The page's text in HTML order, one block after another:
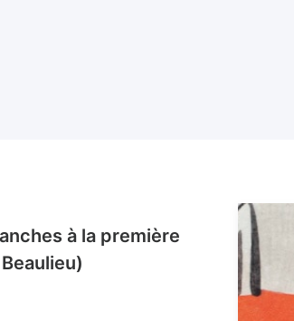
à la première